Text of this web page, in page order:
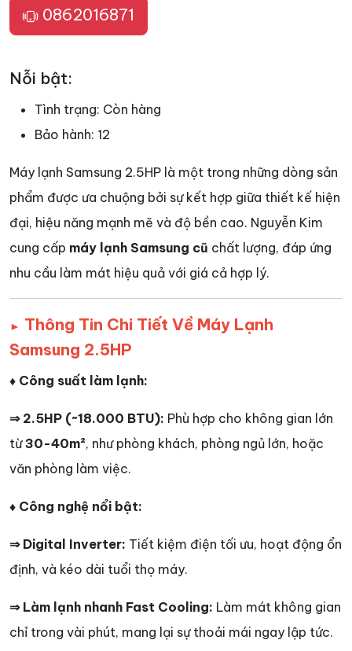
0862016871
Nỗi bật:
Tình trạng: Còn hàng
Bảo hành: 12
Máy lạnh Samsung 2.5HP là một trong những dòng sản
phẩm được ưa chuộng bởi sự kết hợp giữa thiết kế hiện
đại, hiệu năng mạnh mẽ và độ bền cao. Nguyễn Kim
cung cấp máy lạnh Samsung cũ chất lượng, đáp ứng
nhu cầu làm mát hiệu quả với giá cả hợp lý.
► Thông Tin Chi Tiết Về Máy Lạnh
Samsung 2.5HP
♦ Công suất làm lạnh:
⇒ 2.5HP (~18.000 BTU): Phù hợp cho không gian lớn
từ30-40m², như phòng khách, phòng ngủ lớn, hoặc
văn phòng làm việc.
♦ Công nghệ nổi bật:
⇒ Digital Inverter: Tiết kiệm điện tối ưu, hoạt động ổn
định, và kéo dài tuổi thọ máy.
⇒ Làm lạnh nhanh Fast Cooling: Làm mát không gian
chỉ trong vài phút, mang lại sự thoải mái ngay lập tức.